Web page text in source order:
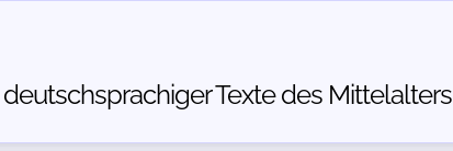
Texte des Mittelalters